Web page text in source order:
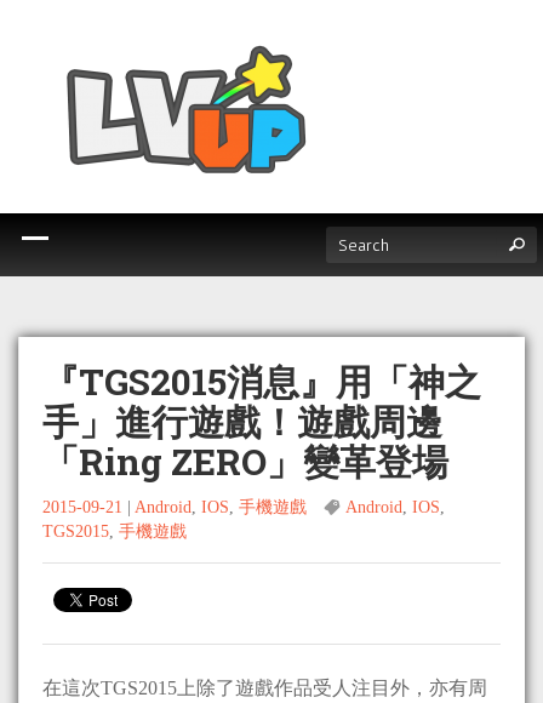
『TGS2015消息』用「神之
手」進行遊戲！遊戲周邊
「Ring ZERO」變革登場
2015-09-21 Android, IOS, 手機遊戲 Android, IOS,
TGS2015, 手機遊戲
在這次TGS2015上除了遊戲作品受人注目外，亦有周